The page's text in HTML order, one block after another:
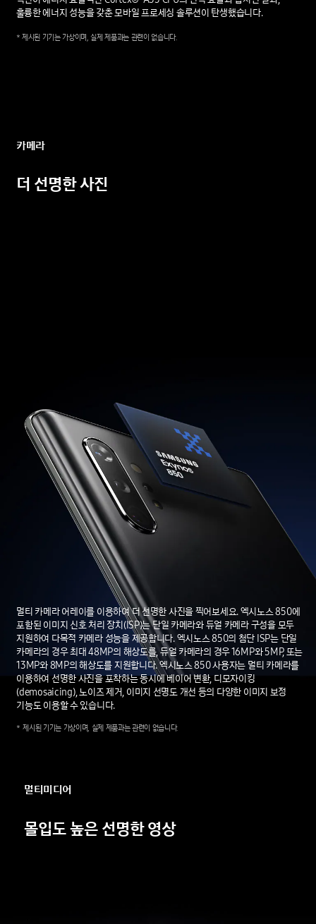
훌륭한 에너지 성능을 갖춘 모바일 프로세싱 솔루션이 탄생했습니다.
*제시된 기기는 가상이며, 실제제품과는관련이 없습니다.
카메라
더 선명한사진
멀티 카메라 어레이를 이용하여 더 선명한 사진을 찍어보세요. 엑시노스 850에
포함된 이미지 신호 처리 장치(ISP)는 단일 카메라와 듀얼 카메라 구성을 모두
지원하여 다목적 카메라 성능을 제공합니다. 엑시노스 850의 첨단 ISP는 단일
카메라의 경우 최대 48MP의 해상도를, 듀얼 카메라의 경우 16MP와 5MP, 또는
13MP와 8MP의 해상도를 지원합니다. 엑시노스 850 사용자는 멀티 카메라를
이용하여 선명한 사진을 포착하는 동시에 베이어 변환, 디모자이킹
(demosaicing), 노이즈 제거, 이미지 선명도 개선 등의 다양한 이미지 보정
기능도 이용할 수 있습니다.
* 제시된 기기는 가상이며, 실제제품과는관련이 없습니다.
멀티미디어
몰입도높은선명한영상